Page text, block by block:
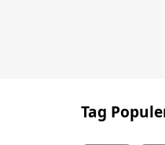
Tag